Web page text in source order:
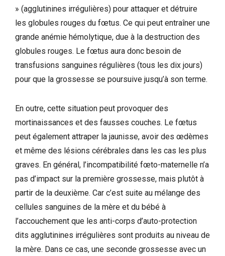
» (agglutinines irrégulières) pour attaquer et détruire
les globules rouges du fœtus. Ce qui peut entraîner une
grande anémie hémolytique, due à la destruction des
globules rouges. Le fœtus aura donc besoin de
transfusions sanguines régulières (tous les dix jours)
pour que la grossesse se poursuive jusqu’à son terme.
En outre, cette situation peut provoquer des
mortinaissances et des fausses couches. Le fœtus
peut également attraper la jaunisse, avoir des œdèmes
et même des lésions cérébrales dans les cas les plus
graves. En général, l’incompatibilité fœto-maternelle n’a
pas d’impact sur la première grossesse, mais plutôt à
partir de la deuxième. Car c’est suite au mélange des
cellules sanguines de la mère et du bébé à
l’accouchement que les anti-corps d’auto-protection
dits agglutinines irrégulières sont produits au niveau de
la mère. Dans ce cas, une seconde grossesse avec un